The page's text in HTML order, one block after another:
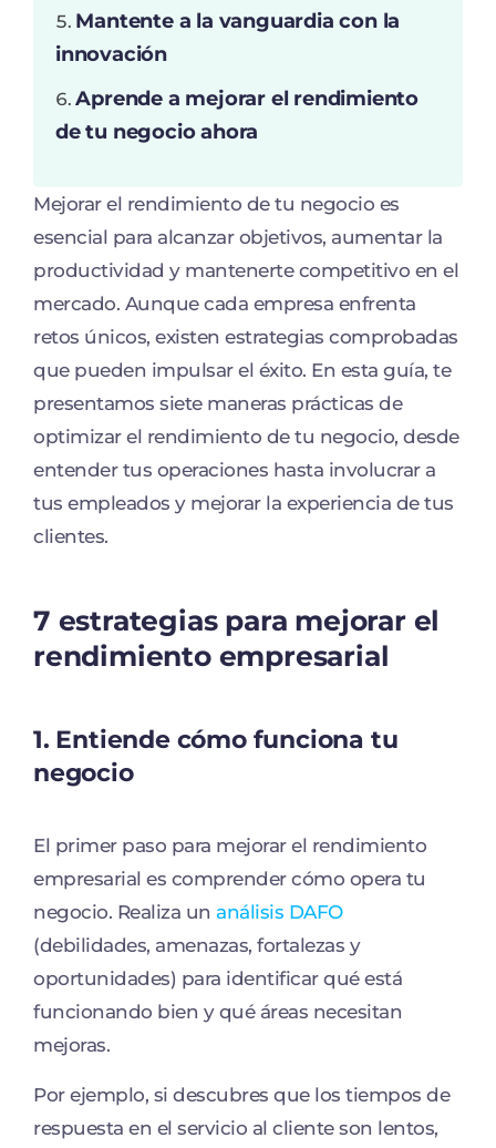
Mantente a la vanguardia con la
innovación
Aprende a mejorar el rendimiento
de tu negocio ahora
Mejorar el rendimiento de tu negocio es
esencial para alcanzar objetivos, aumentar la
productividad y mantenerte competitivo en el
mercado. Aunque cada empresa enfrenta
retos únicos, existen estrategias comprobadas
que pueden impulsar el éxito. En esta guía, te
presentamos siete maneras prácticas de
optimizar el rendimiento de tu negocio, desde
entender tus operaciones hasta involucrar a
tus empleados y mejorar la experiencia de tus
clientes.
7 estrategias para mejorar el
rendimiento empresarial
1. Entiende cómo funciona tu
negocio
El primer paso para mejorar el rendimiento
empresarial es comprender cómo opera tu
negocio. Realiza un análisis DAFO
(debilidades, amenazas, fortalezas y
oportunidades) para identificar qué está
funcionando bien y qué áreas necesitan
mejoras.
Por ejemplo, si descubres que los tiempos de
respuesta en el servicio al cliente son lentos,